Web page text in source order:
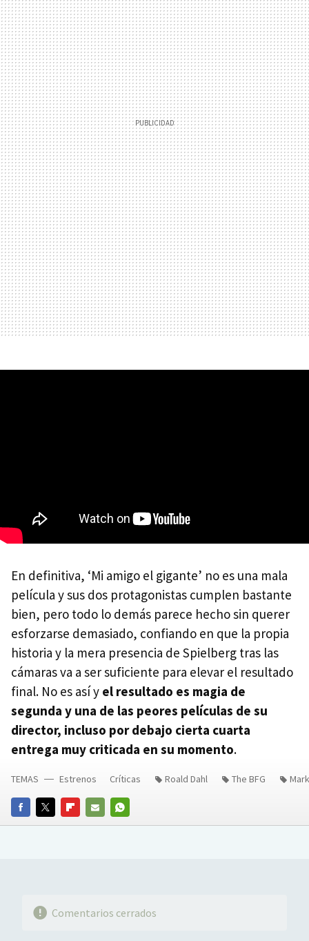
En definitiva, ‘Mi amigo el gigante’ no es una mala
película y sus dos protagonistas cumplen bastante
bien, pero todo lo demás parece hecho sin querer
esforzarse demasiado, confiando en que la propia
historia y la mera presencia de Spielberg tras las
cámaras va a ser suficiente para elevar el resultado
final. No es así y el resultado es magia de
segunda y una de las peores películas de su
director, incluso por debajo cierta cuarta
entrega muy criticada en su momento.
FACEBOOKTWITTERFLIPBOARD
E-
WHATSAPP
TEMAS Estrenos Críticas Roald Dahl The BFG
Comentarios cerrados